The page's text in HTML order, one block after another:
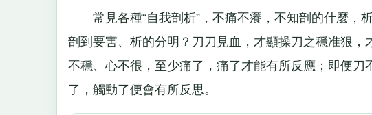
常見各種“自我剖析”，不痛不癢，不知剖的什麼，
剖到要害、析的分明？刀刀見血，才顯操刀之穩准狠，
不穩、心不很，至少痛了，痛了才能有所反應；即便
了，觸動了便會有所反思。